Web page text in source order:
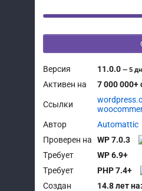
Версия 11.0.0—5
Активен на 7 000 000+
Ссылки
Автор
Automattic
Проверен на
WP 7.0.3
Требует
WP 6.9+
Требует
PHP 7.4+
Создан
14.8 лет